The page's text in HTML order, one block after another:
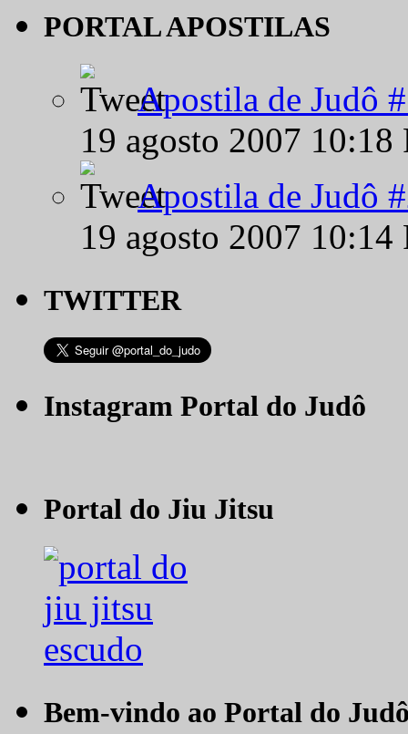
PORTAL APOSTILAS
Apostila de Judô
19 agosto 2007
Apostila de Judô
19 agosto 2007
TWITTER
Instagram Portal do Judô
Portal do Jiu Jitsu
Bem-vindo ao Portal do